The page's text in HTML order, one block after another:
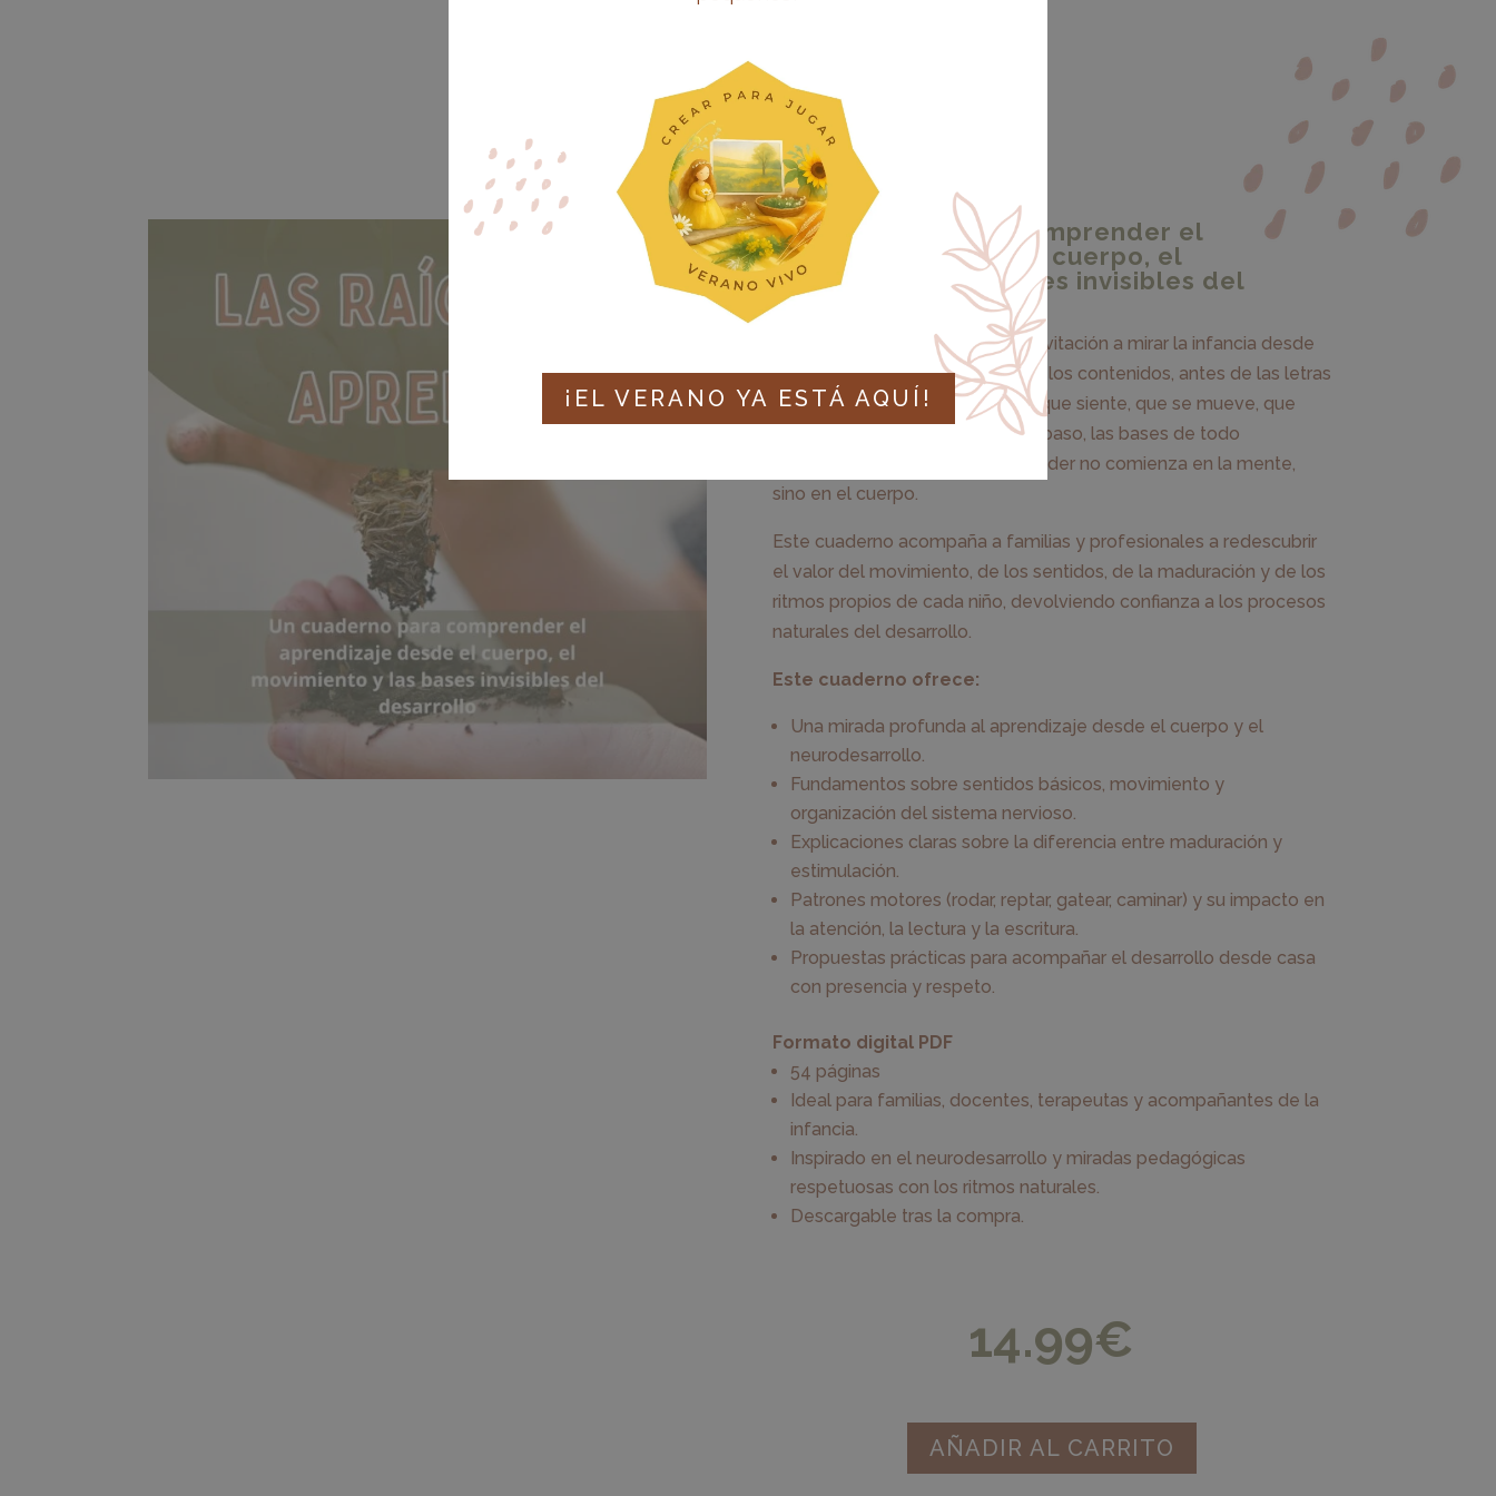
Un cuaderno para comprender el
aprendizaje desde el cuerpo, el
movimiento y las bases invisibles del
desarrollo
Las raíces del aprender es una invitación a mirar la infancia desde
un lugar más profundo. Antes de los contenidos, antes de las letras
y los números, existe un cuerpo que siente, que se mueve, que
explora y que construye, paso a paso, las bases de todo
aprendizaje futuro. Porque aprender no comienza en la mente,
sino en el cuerpo.
Este cuaderno acompaña a familias y profesionales a redescubrir
el valor del movimiento, de los sentidos, de la maduración y de los
ritmos propios de cada niño, devolviendo confianza a los procesos
naturales del desarrollo.
Este cuaderno ofrece:
Una mirada profunda al aprendizaje desde el cuerpo y el
neurodesarrollo.
Fundamentos sobre sentidos básicos, movimiento y
organización del sistema nervioso.
Explicaciones claras sobre la diferencia entre maduración y
estimulación.
Patrones motores (rodar, reptar, gatear, caminar) y su impacto en
la atención, la lectura y la escritura.
Propuestas prácticas para acompañar el desarrollo desde casa
con presencia y respeto.
Formato digital PDF
54 páginas
Ideal para familias, docentes, terapeutas y acompañantes de la
infancia.
Inspirado en el neurodesarrollo y miradas pedagógicas
respetuosas con los ritmos naturales.
Descargable tras la compra.
14.99€
AÑADIR AL CARRITO
¡EL VERANO YA ESTÁ AQUÍ!